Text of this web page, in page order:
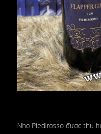
Nho Piedirosso được thu